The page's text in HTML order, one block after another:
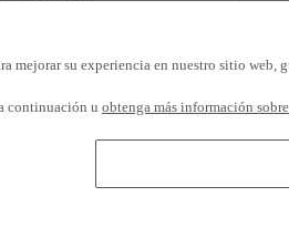
relativa a los productos y servicios
CNIL (artículo 34 de la ley francesa
mejorar su experiencia en nuestro sitio web,
continuación u obtenga más información